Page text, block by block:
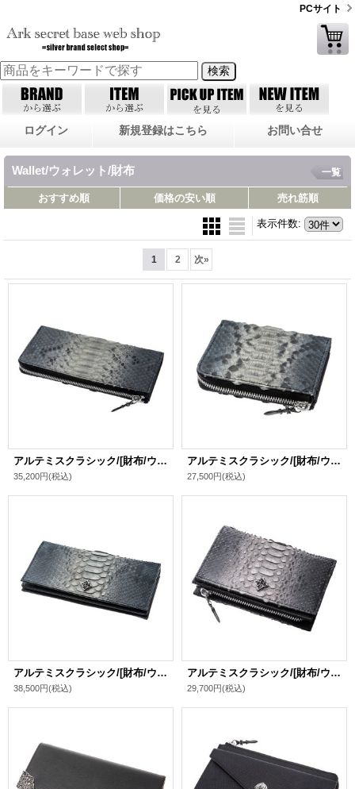
PCサイト
ログイン 新規登録はこちら お問い合せ
Wallet/ウォレット/財布 一覧
おすすめ順 価格の安い順 売れ筋順
表示件数:
1 2 次»
アルテミスクラシック/[財布/ウォレット]L字スリムグレーパイソンロングウォレット
35,200円(税込)
アルテミスクラシック/[財布/ウォレット]L字スリムグレーパイソンミニウォレット
27,500円(税込)
アルテミスクラシック/[財布/ウォレット]グレーパイソンロングウォレット
38,500円(税込)
アルテミスクラシック/[財布/ウォレット]グレーパイソンミディアムウォレット
29,700円(税込)